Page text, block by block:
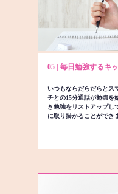
05 | 毎日勉強するキ
いつもならだらだらとス
チとの15分通話が勉強を
き勉強をリストアップし
に取り掛かることができ